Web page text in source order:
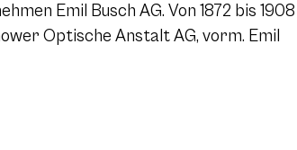
Emil Busch AG. Von 1872 bis 1908
Optische Anstalt AG, vorm. Emil